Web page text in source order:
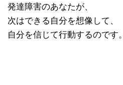
発達障害のあなたが、
次はできる自分を想像して、
自分を信じて行動するのです。